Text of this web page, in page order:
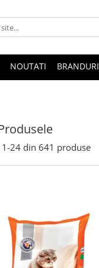
NOUTATI BRANDURI
1-24 din 641 produse